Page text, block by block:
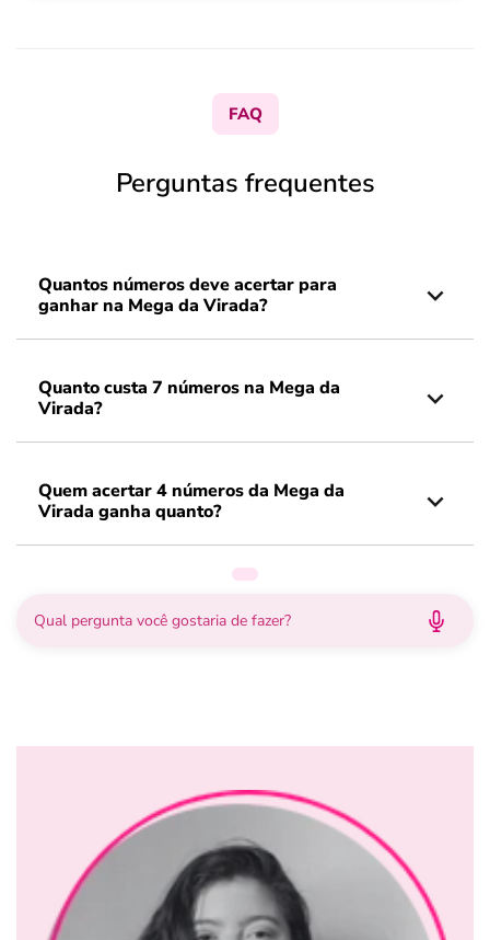
FAQ
Perguntas frequentes
Quantos números deve acertar para
ganhar na Mega da Virada?
Quanto custa 7 números na Mega da
Virada?
Quem acertar 4 números da Mega da
Virada ganha quanto?